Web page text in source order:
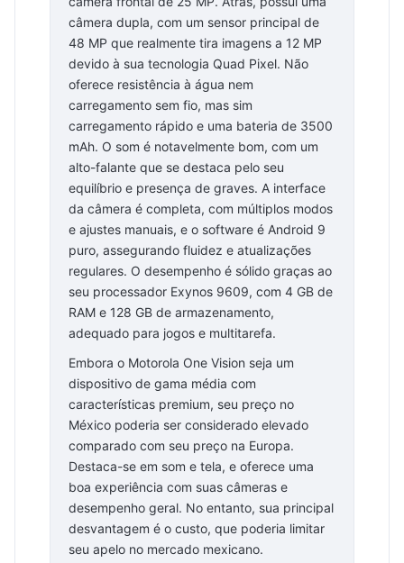
câmera dupla, com um sensor principal de
48 MP que realmente tira imagens a 12 MP
devido à sua tecnologia Quad Pixel. Não
oferece resistência à água nem
carregamento sem fio, mas sim
carregamento rápido e uma bateria de 3500
mAh. O som é notavelmente bom, com um
alto-falante que se destaca pelo seu
equilíbrio e presença de graves. A interface
da câmera é completa, com múltiplos modos
e ajustes manuais, e o software é Android 9
puro, assegurando fluidez e atualizações
regulares. O desempenho é sólido graças ao
seu processador Exynos 9609, com 4 GB de
RAM e 128 GB de armazenamento,
adequado para jogos e multitarefa.
Embora o Motorola One Vision seja um
dispositivo de gama média com
características premium, seu preço no
México poderia ser considerado elevado
comparado com seu preço na Europa.
Destaca-se em som e tela, e oferece uma
boa experiência com suas câmeras e
desempenho geral. No entanto, sua principal
desvantagem é o custo, que poderia limitar
seu apelo no mercado mexicano.